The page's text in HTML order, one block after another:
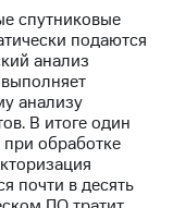
спутниковые
подаются
анализ
анализу
В итоге один
обработке
почти в десять